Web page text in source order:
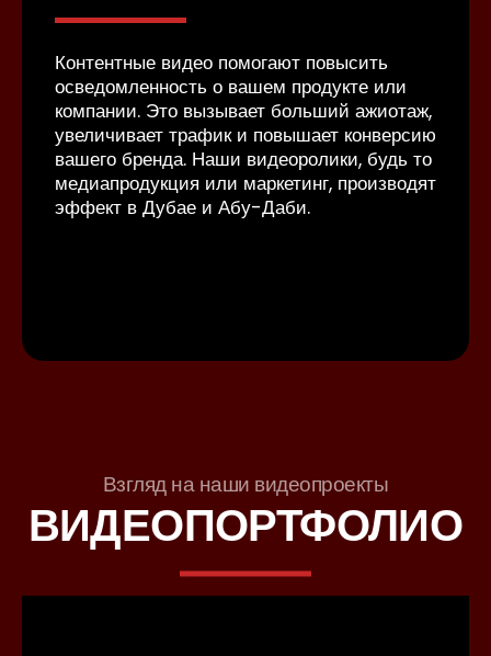
Контентные видео помогают повысить
осведомленность о вашем продукте или
компании. Это вызывает больший ажиотаж,
увеличивает трафик и повышает конверсию
вашего бренда. Наши видеоролики, будь то
медиапродукция или маркетинг, производят
эффект в Дубае и Абу-Даби.
Взгляд на наши видеопроекты
ВИДЕОПОРТФОЛИО